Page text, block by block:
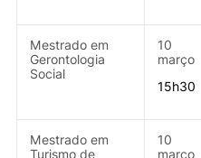
Mestrado em
Gerontologia
Social
10
março
15h30
Mestrado em
Turismo de
10
março